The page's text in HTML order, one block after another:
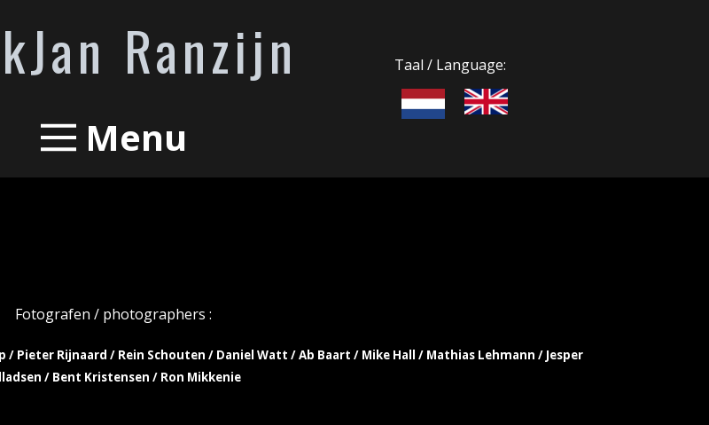
Ranzijn Taal / Language:
Menu
Fotografen / photographers :
/ Pieter Rijnaard / Rein Schouten / Daniel Watt / Ab Baart / Mike Hall / Mathias Lehmann / Jesper
/ Bent Kristensen / Ron Mikkenie